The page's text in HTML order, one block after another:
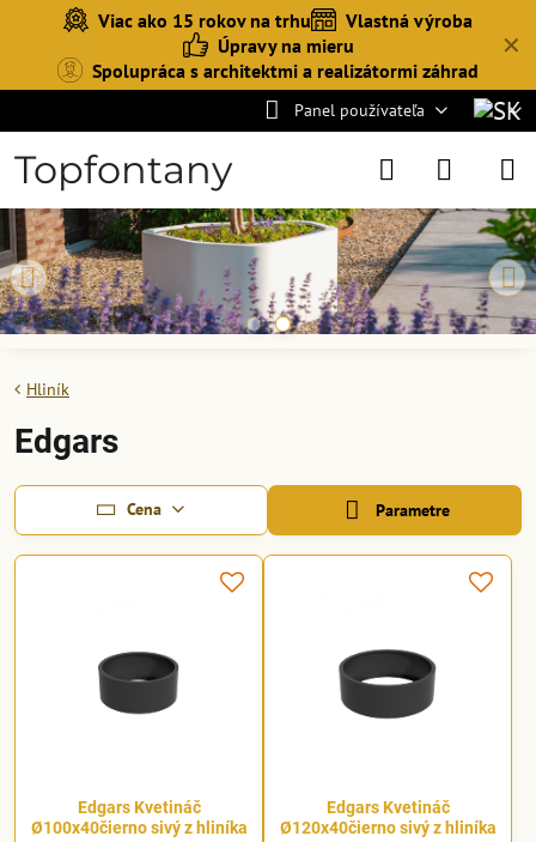
✕
Viac ako 15 rokov na trhu
Vlastná výroba
Úpravy na mieru
Spolupráca s architektmi a realizátormi záhrad
Panel používateľa
Topfontany
Hliník
Edgars
Cena Parametre
Edgars Kvetináč
Ø100x40čierno sivý z hliníka
Edgars Kvetináč
Ø120x40čierno sivý z hliníka